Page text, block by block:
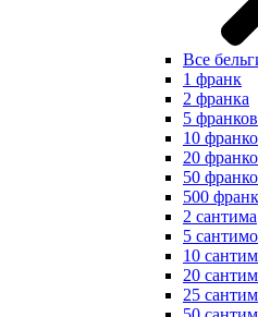
Все
1 франк
2 франка
5 франков
10
20
50
500
2 сантима
5
10
20
25